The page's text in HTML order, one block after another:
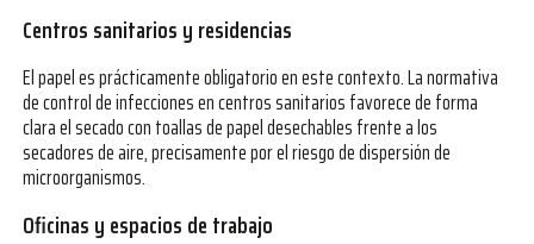
Centros sanitarios y residencias
El papel es prácticamente obligatorio en este contexto. La normativa
de control de infecciones en centros sanitarios favorece de forma
clara el secado con toallas de papel desechables frente a los
secadores de aire, precisamente por el riesgo de dispersión de
microorganismos.
Oficinas y espacios de trabajo